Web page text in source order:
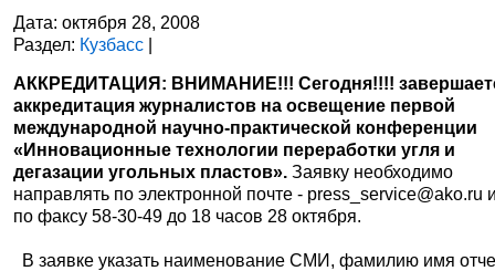
Дата: октября 28, 2008
Раздел: Кузбасс |
АККРЕДИТАЦИЯ: ВНИМАНИЕ!!! Сегодня!!!!
аккредитация журналистов на освещение первой
международной научно-практической конференции
«Инновационные технологии переработки угля и
дегазации угольных пластов». Заявку необходимо
направлять по электронной почте - press_service@ako.ru
по факсу 58-30-49 до 18 часов 28 октября.
В заявке указать наименование СМИ, фамилию имя